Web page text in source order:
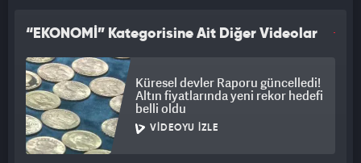
Analistler, bugün yurt içinde veri gündeminin sakin olduğunu,
yurt dışında ise Almanya'da dış ticaret dengesinin takip
edileceğini belirterek, tarifelere ilişkin haber akışının
yatırımcıların odağında bulunduğunu ifade etti.
“EKONOMİ” Kategorisine Ait Diğer Videolar
Küresel devler Raporu güncelledi!
Altın fiyatlarında yeni rekor hedefi
belli oldu
VIDEOYU İZLE